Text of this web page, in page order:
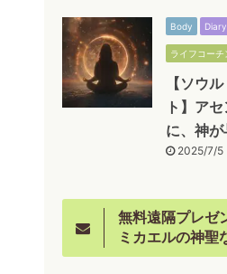
Body Diary
ライフコーチ
【ソウ
ト】ア
に、神が
2025/7/5
無料遠隔プレゼ
ミカエルの神聖